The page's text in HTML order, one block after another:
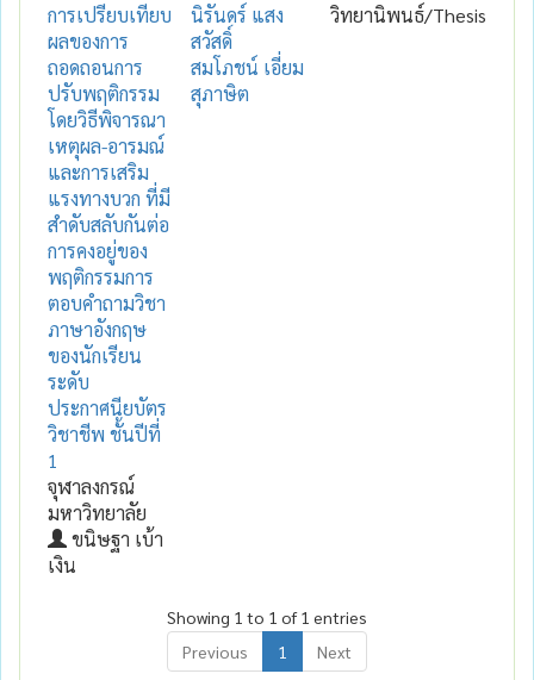
การเปรียบเทียบ
ผลของการ
ถอดถอนการ
ปรับพฤติกรรม
โดยวิธีพิจารณา
เหตุผล-อารมณ์
และการเสริม
แรงทางบวก ที่มี
สำดับสลับกันต่อ
การคงอยู่ของ
พฤติกรรมการ
ตอบคำถามวิชา
ภาษาอังกฤษ
ของนักเรียน
ระดับ
ประกาศนียบัตร
วิชาชีพ ชั้นปีที่
1
จุฬาลงกรณ์
มหาวิทยาลัย
ขนิษฐา เบ้า
เงิน
นิรันดร์ แสง
สวัสดิ์
สมโภชน์ เอี่ยม
สุภาษิต
วิทยานิพนธ์/Thesis
Showing 1 to 1 of 1 entries
Previous
1 Next